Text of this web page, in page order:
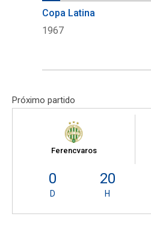
Copa Latina
1967
Próximo partido
Ferencvaros
0
D
20
H